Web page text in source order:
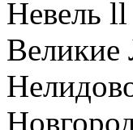
Невель